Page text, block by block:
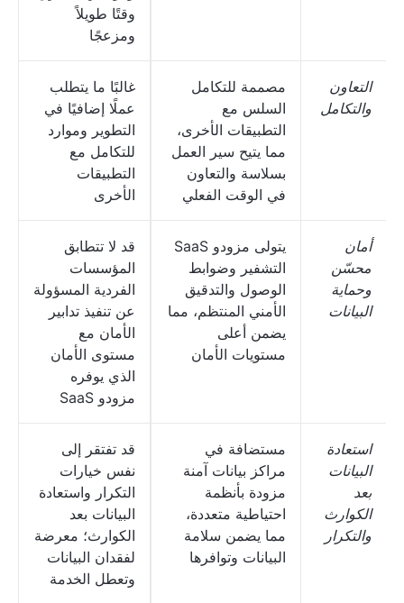
وقتًا طويلاً
ومزعجًا
التعاون
والتكامل
مصممة للتكامل
السلس مع
التطبيقات الأخرى،
مما يتيح سير العمل
بسلاسة والتعاون
في الوقت الفعلي
غالبًا ما يتطلب
عملًا إضافيًا في
التطوير وموارد
للتكامل مع
التطبيقات
الأخرى
أمان
محسّن
وحماية
البيانات
يتولى مزودو SaaS
التشفير وضوابط
الوصول والتدقيق
الأمني المنتظم، مما
يضمن أعلى
مستويات الأمان
قد لا تتطابق
المؤسسات
الفردية المسؤولة
عن تنفيذ تدابير
الأمان مع
مستوى الأمان
الذي يوفره
مزودو SaaS
استعادة
البيانات
بعد
الكوارث
والتكرار
مستضافة في
مراكز بيانات آمنة
مزودة بأنظمة
احتياطية متعددة،
مما يضمن سلامة
البيانات وتوافرها
قد تفتقر إلى
نفس خيارات
التكرار واستعادة
البيانات بعد
الكوارث؛ معرضة
لفقدان البيانات
وتعطل الخدمة